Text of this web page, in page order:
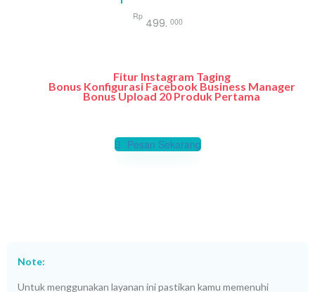
Rp
499. 000
Fitur Instagram Taging
Bonus Konfigurasi Facebook Business Manager
Bonus Upload 20 Produk Pertama
Pesan Sekarang
Note:
Untuk menggunakan layanan ini pastikan kamu memenuhi